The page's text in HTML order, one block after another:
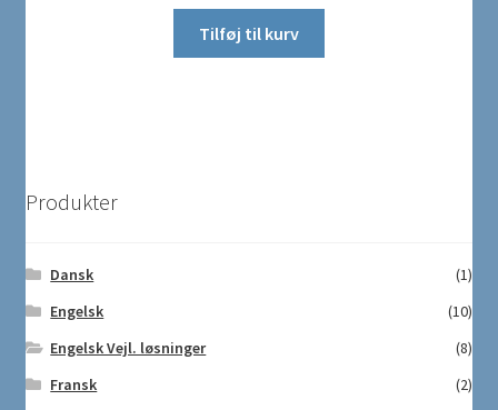
Tilføj til kurv
Produkter
Dansk
(1)
Engelsk
(10)
Engelsk Vejl. løsninger
(8)
Fransk
(2)